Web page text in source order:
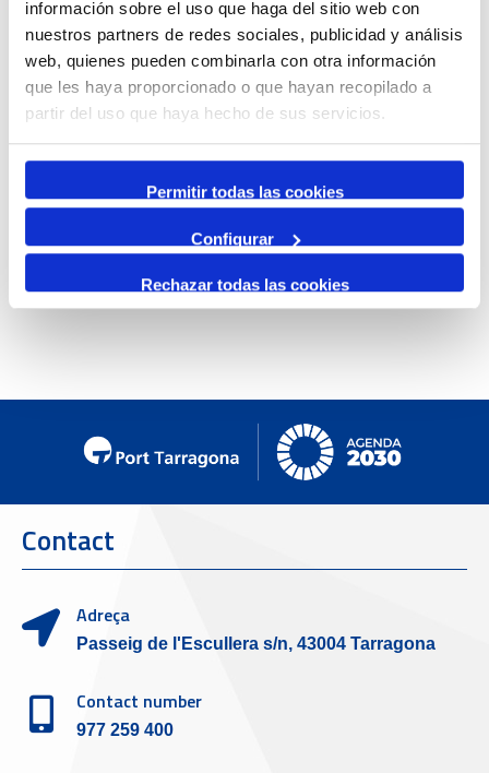
información sobre el uso que haga del sitio web con
nuestros partners de redes sociales, publicidad y análisis
web, quienes pueden combinarla con otra información
que les haya proporcionado o que hayan recopilado a
partir del uso que haya hecho de sus servicios.
Permitir todas las cookies
Configurar
Rechazar todas las cookies
By Month
Jump to month
Preceding Day
Friday, 31. January 2025
No events were found
Contact
Adreça
Passeig de l'Escullera s/n, 43004 Tarragona
Contact number
977 259 400